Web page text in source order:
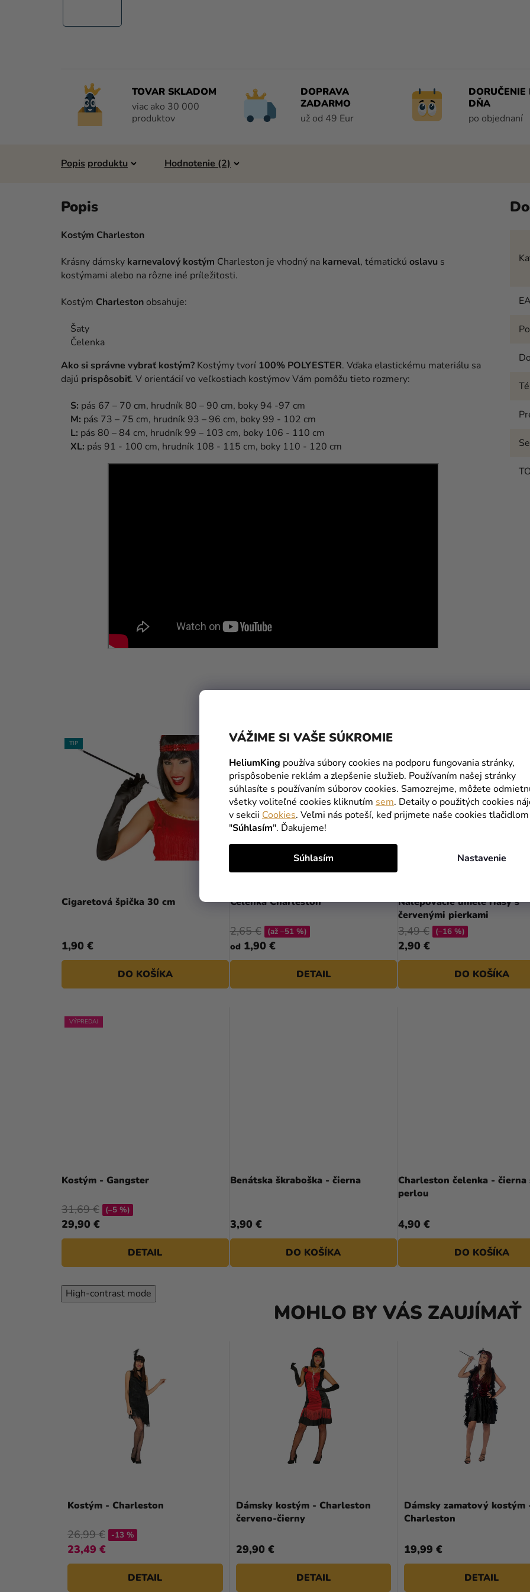
VÁŽIME SI VAŠE SÚKROMIE
HeliumKing používa súbory cookies na podporu fungovania stránky,
prispôsobenie reklám a zlepšenie služieb. Používaním našej stránky
súhlasíte s používaním súborov cookies. Samozrejme, môžete
všetky voliteľné cookies kliknutím sem. Detaily o použitých cookies
v sekcii Cookies. Veľmi nás poteší, keď prijmete naše cookies tlačidlom
"Súhlasím". Ďakujeme!
Nastavenie
Súhlasím
TOVAR SKLADOM
viac ako 30 000
produktov
DOPRAVA
ZADARMO
už od 49 Eur
DŇA
po objednaní
Popis Hodnotenie (2)
Kostým Charleston
Krásny dámsky karnevalový kostým Charleston je vhodný na karneval, tématickú oslavu s
kostýmami alebo na rôzne iné príležitosti.
Kostým Charleston obsahuje:
Šaty
Čelenka
Ako si správne vybrať kostým? Kostýmy tvorí 100% POLYESTER. Vďaka elastickému materiálu sa
dajú prispôsobiť. V orientácií vo veľkostiach kostýmov Vám pomôžu tieto rozmery:
S: pás 67 – 70 cm, hrudník 80 – 90 cm, boky 94 -97 cm
M: pás 73 – 75 cm, hrudník 93 – 96 cm, boky 99 - 102 cm
L: pás 80 – 84 cm, hrudník 99 – 103 cm, boky 106 - 110 cm
XL: pás 91 - 100 cm, hrudník 108 - 115 cm, boky 110 - 120 cm
TIP
Cigaretová špička 30 cm
1,90 €
DO KOŠÍKA
TIP
Čelenka Charleston
od 1,90 €
2,65 € (až –51 %)
DETAIL
Nalepovacie umelé riasy s
červenými pierkami
2,90 €
3,49 € (–16 %)
DO KOŠÍKA
VÝPREDAJ
Kostým - Gangster
29,90 €
31,69 € (–5 %)
DETAIL
Benátska škraboška - čierna
3,90 €
DO KOŠÍKA
Charleston čelenka - čierna
perlou
4,90 €
DO KOŠÍKA
High-contrast mode
MOHLO BY VÁS ZAUJÍMAŤ
Kostým - Charleston
26,99 €
23,49 €
-13 %
DETAIL
Dámsky kostým - Charleston
červeno-čierny
29,90 €
DETAIL
Dámsky zamatový kostým
Charleston
19,99 €
DETAIL